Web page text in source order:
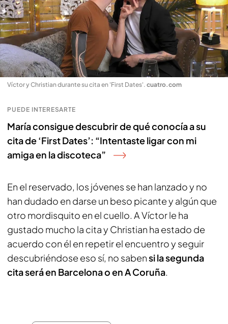
Víctor y Christian durante su cita en 'First Dates'. cuatro.com
PUEDE INTERESARTE
María consigue descubrir de qué conocía a su
cita de ‘First Dates’: “Intentaste ligar con mi
amiga en la discoteca”
En el reservado, los jóvenes se han lanzado y no
han dudado en darse un beso picante y algún que
otro mordisquito en el cuello. A Víctor le ha
gustado mucho la cita y Christian ha estado de
acuerdo con él en repetir el encuentro y seguir
descubriéndose eso sí, no sabensi la segunda
cita será en Barcelona o en A Coruña.